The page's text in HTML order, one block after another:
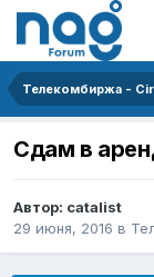
Телекомбиржа -
Сдам в
Автор: catalist
29 июня, 2016 в